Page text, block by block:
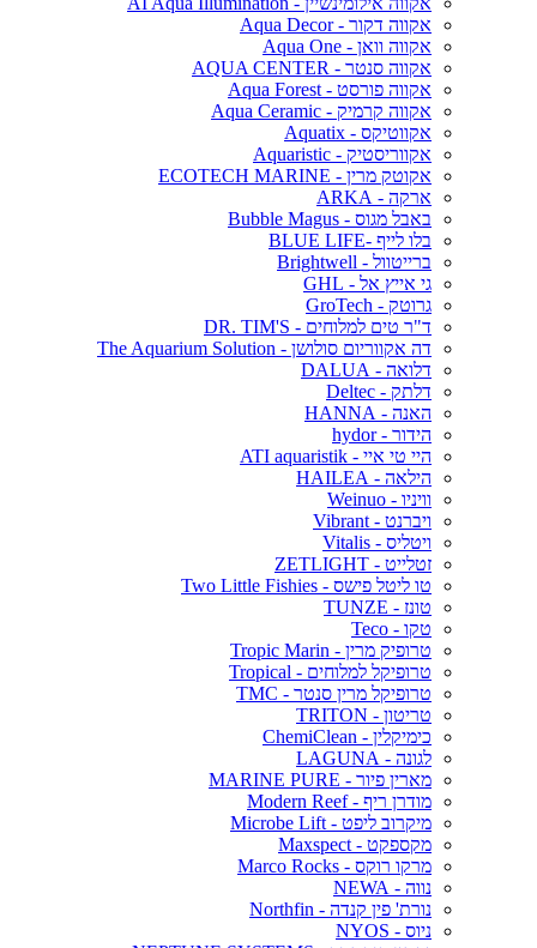
אקווה דקור - Aqua Decor
אקווה וואן - Aqua One
אקווה סנטר - AQUA CENTER
אקווה פורסט - Aqua Forest
אקווה קרמיק - Aqua Ceramic
אקווטיקס - Aquatix
אקווריסטיק - Aquaristic
אקוטק מרין - ECOTECH MARINE
ארקה - ARKA
באבל מגוס - Bubble Magus
בלו לייף -BLUE LIFE
ברייטוול - Brightwell
גי אייץ אל - GHL
גרוטק - GroTech
ד"ר טים למלוחים - DR. TIM'S
דה אקווריום סולושן - The Aquarium Solution
דלואה - DALUA
דלתק - Deltec
האנה - HANNA
הידור - hydor
היי טי איי - ATI aquaristik
הילאה - HAILEA
וויניו - Weinuo
ויברנט - Vibrant
ויטליס - Vitalis
זטלייט - ZETLIGHT
טו ליטל פישס - Two Little Fishies
טונז - TUNZE
טקו - Teco
טרופיק מרין - Tropic Marin
טרופיקל למלוחים - Tropical
טרופיקל מרין סנטר - TMC
טריטון - TRITON
כימיקלין - ChemiClean
לגונה - LAGUNA
מארין פיור - MARINE PURE
מודרן ריף - Modern Reef
מיקרוב ליפט - Microbe Lift
מקספקט - Maxspect
מרקו רוקס - Marco Rocks
נווה - NEWA
נורת' פין קנדה - Northfin
ניוס - NYOS